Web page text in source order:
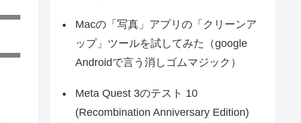
Macの「写真」アプリの「クリーンア
ップ」ツールを試してみた（google
Androidで言う消しゴムマジック）
Meta Quest 3のテスト 10
(Recombination Anniversary Edition)